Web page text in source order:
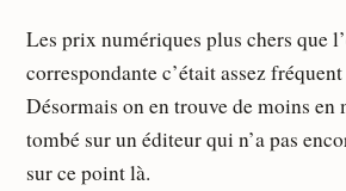
Les prix numériques plus chers que
correspondante c’était assez
Désormais on en trouve de moins en
tombé sur un éditeur qui n’a pas
sur ce point là.